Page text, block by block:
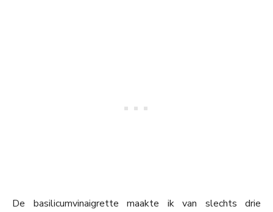
De basilicumvinaigrette maakte ik van slechts drie